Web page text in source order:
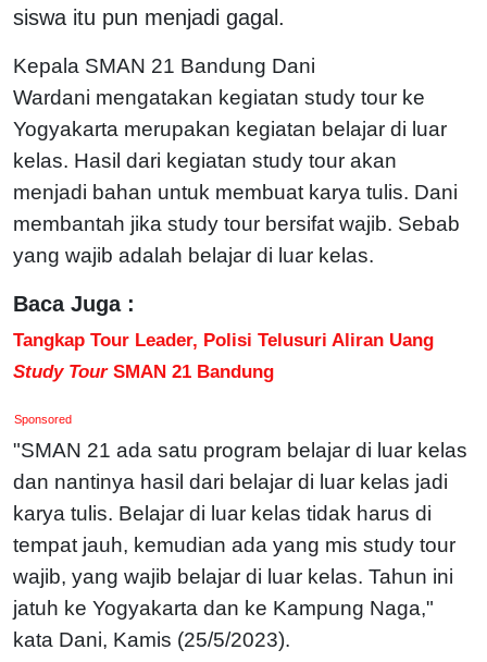
siswa itu pun menjadi gagal.
Kepala SMAN 21 Bandung Dani
Wardani mengatakan kegiatan study tour ke
Yogyakarta merupakan kegiatan belajar di luar
kelas. Hasil dari kegiatan study tour akan
menjadi bahan untuk membuat karya tulis. Dani
membantah jika study tour bersifat wajib. Sebab
yang wajib adalah belajar di luar kelas.
Baca Juga :
Tangkap Tour Leader, Polisi Telusuri Aliran Uang
Study TourSMAN 21 Bandung
Sponsored
"SMAN 21 ada satu program belajar di luar kelas
dan nantinya hasil dari belajar di luar kelas jadi
karya tulis. Belajar di luar kelas tidak harus di
tempat jauh, kemudian ada yang mis study tour
wajib, yang wajib belajar di luar kelas. Tahun ini
jatuh ke Yogyakarta dan ke Kampung Naga,"
kata Dani, Kamis (25/5/2023).